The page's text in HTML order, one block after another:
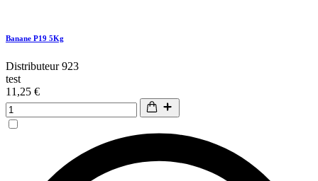
Banane P19 5Kg
Distributeur 923
test
11,25 €